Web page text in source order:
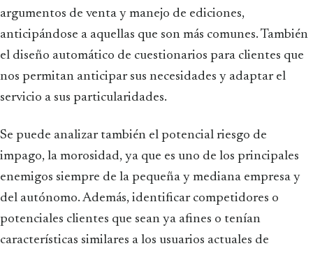
argumentos de venta y manejo de ediciones,
anticipándose a aquellas que son más comunes. También
el diseño automático de cuestionarios para clientes que
nos permitan anticipar sus necesidades y adaptar el
servicio a sus particularidades.
Se puede analizar también el potencial riesgo de
impago, la morosidad, ya que es uno de los principales
enemigos siempre de la pequeña y mediana empresa y
del autónomo. Además, identificar competidores o
potenciales clientes que sean ya afines o tenían
características similares a los usuarios actuales de